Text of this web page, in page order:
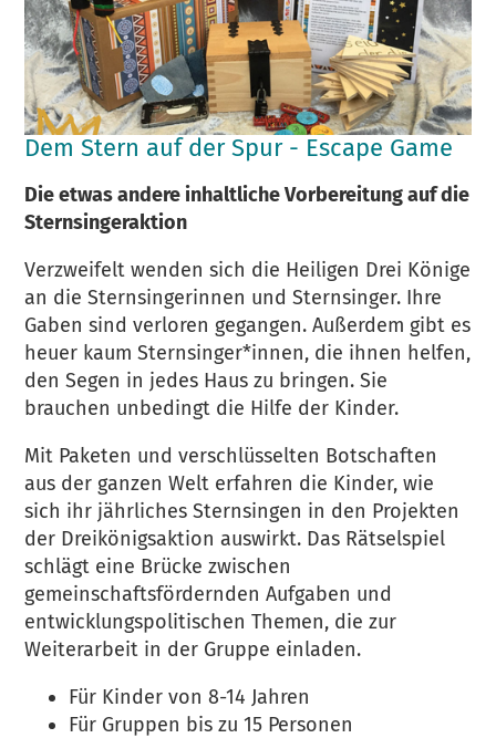
Dem Stern auf der Spur - Escape Game
Die etwas andere inhaltliche Vorbereitung auf die
Sternsingeraktion
Verzweifelt wenden sich die Heiligen Drei Könige
an die Sternsingerinnen und Sternsinger. Ihre
Gaben sind verloren gegangen. Außerdem gibt es
heuer kaum Sternsinger*innen, die ihnen helfen,
den Segen in jedes Haus zu bringen. Sie
brauchen unbedingt die Hilfe der Kinder.
Mit Paketen und verschlüsselten Botschaften
aus der ganzen Welt erfahren die Kinder, wie
sich ihr jährliches Sternsingen in den Projekten
der Dreikönigsaktion auswirkt. Das Rätselspiel
schlägt eine Brücke zwischen
gemeinschaftsfördernden Aufgaben und
entwicklungspolitischen Themen, die zur
Weiterarbeit in der Gruppe einladen.
Für Kinder von 8-14 Jahren
Für Gruppen bis zu 15 Personen